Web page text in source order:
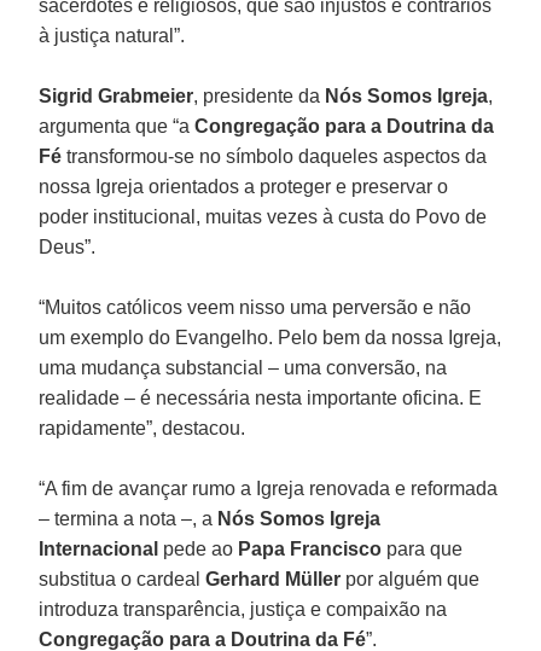
sacerdotes e religiosos, que são injustos e contrários
à justiça natural”.
Sigrid Grabmeier, presidente da Nós Somos Igreja,
argumenta que “aCongregação para a Doutrina da
Fé transformou-se no símbolo daqueles aspectos da
nossa Igreja orientados a proteger e preservar o
poder institucional, muitas vezes à custa do Povo de
Deus”.
“Muitos católicos veem nisso uma perversão e não
um exemplo do Evangelho. Pelo bem da nossa Igreja,
uma mudança substancial – uma conversão, na
realidade – é necessária nesta importante oficina. E
rapidamente”, destacou.
“A fim de avançar rumo a Igreja renovada e reformada
– termina a nota –, a Nós Somos Igreja
Internacional pede ao Papa Francisco para que
substitua o cardealGerhard Müller por alguém que
introduza transparência, justiça e compaixão na
Congregação para a Doutrina da Fé”.